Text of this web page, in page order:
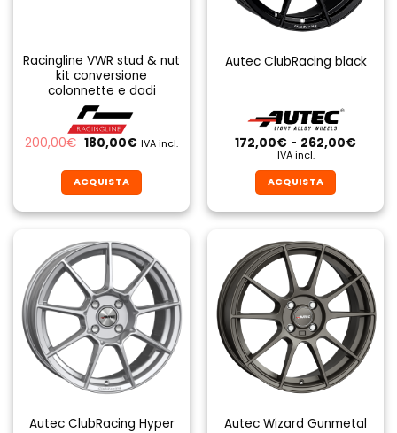
Racingline VWR stud & nut
kit conversione
colonnette e dadi
200,00€ Il
prezzo
era:
200,00€.
180,00€Il
è:
180,00€.
IVA incl.
ACQUISTA
prodotto
ha
più
varianti.
Le
opzioni
possono
essere
scelte
nella
del
Autec ClubRacing black
172,00€ - 262,00€Fascia
IVA incl.
ACQUISTA
prodotto
ha
più
varianti.
Le
opzioni
possono
essere
scelte
nella
del
Autec ClubRacing Hyper
Autec Wizard Gunmetal